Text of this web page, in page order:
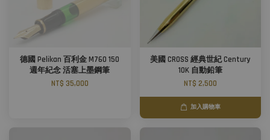
德國 Pelikan 百利金 M760 150
週年紀念 活塞上墨鋼筆
NT$ 35,000
美國 CROSS 經典世紀 Century
10K 自動鉛筆
NT$ 2,500
加入購物車